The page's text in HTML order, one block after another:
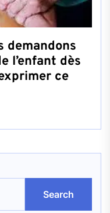
demandons
l’enfant dès
ce
Search